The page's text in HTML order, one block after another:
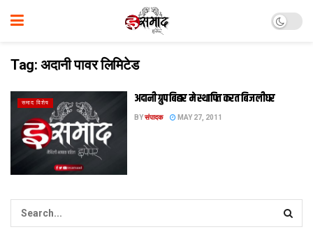
Tag: अदानी पावर लिमिटेड
समाद विशेष अदानी ग्रुप बिहार मे स्थापित करत बिजलीघर
BYसंपादक MAY 27, 2011